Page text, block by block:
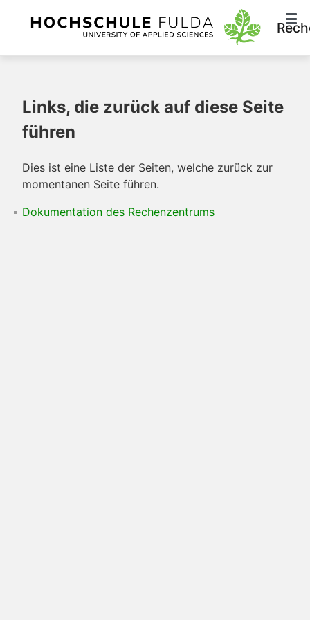
Links, die zurück auf diese Seite
führen
Dies ist eine Liste der Seiten, welche zurück zur
momentanen Seite führen.
Dokumentation des Rechenzentrums